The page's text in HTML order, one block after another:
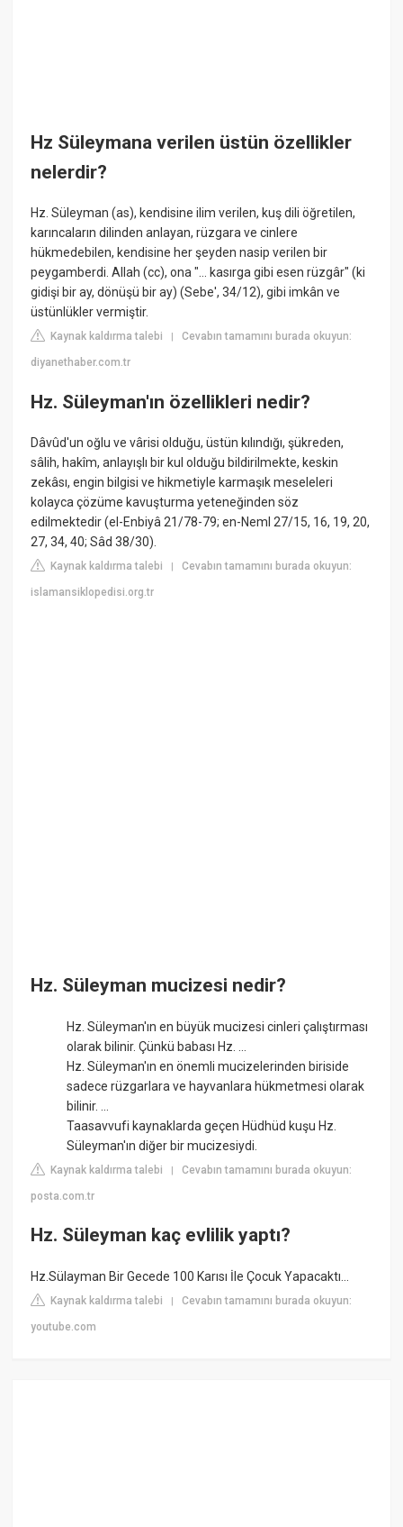
Hz Süleymana verilen üstün özellikler
nelerdir?
Hz. Süleyman (as), kendisine ilim verilen, kuş dili öğretilen,
karıncaların dilinden anlayan, rüzgara ve cinlere
hükmedebilen, kendisine her şeyden nasip verilen bir
peygamberdi. Allah (cc), ona "… kasırga gibi esen rüzgâr" (ki
gidişi bir ay, dönüşü bir ay) (Sebe', 34/12), gibi imkân ve
üstünlükler vermiştir.
Kaynak kaldırma talebi |Cevabın tamamını burada okuyun:
diyanethaber.com.tr
Hz. Süleyman'ın özellikleri nedir?
Dâvûd'un oğlu ve vârisi olduğu, üstün kılındığı, şükreden,
sâlih, hakîm, anlayışlı bir kul olduğu bildirilmekte, keskin
zekâsı, engin bilgisi ve hikmetiyle karmaşık meseleleri
kolayca çözüme kavuşturma yeteneğinden söz
edilmektedir (el-Enbiyâ 21/78-79; en-Neml 27/15, 16, 19, 20,
27, 34, 40; Sâd 38/30).
Kaynak kaldırma talebi |Cevabın tamamını burada okuyun:
islamansiklopedisi.org.tr
Hz. Süleyman mucizesi nedir?
Hz. Süleyman'ın en büyük mucizesi cinleri çalıştırması
olarak bilinir. Çünkü babası Hz. ...
Hz. Süleyman'ın en önemli mucizelerinden biriside
sadece rüzgarlara ve hayvanlara hükmetmesi olarak
bilinir. ...
Taasavvufi kaynaklarda geçen Hüdhüd kuşu Hz.
Süleyman'ın diğer bir mucizesiydi.
Kaynak kaldırma talebi |Cevabın tamamını burada okuyun:
posta.com.tr
Hz. Süleyman kaç evlilik yaptı?
Hz.Sülayman Bir Gecede 100 Karısı İle Çocuk Yapacaktı...
Kaynak kaldırma talebi |Cevabın tamamını burada okuyun:
youtube.com